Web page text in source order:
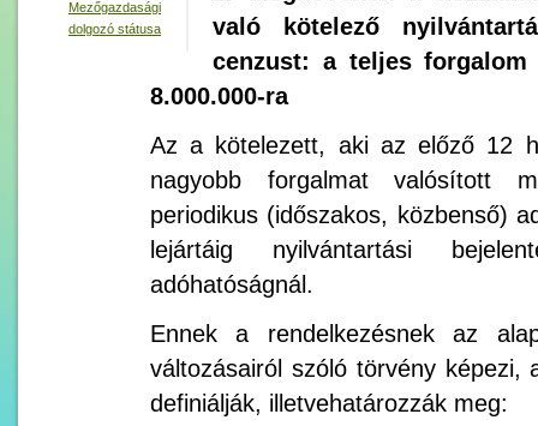
Mezőgazdasági
dolgozó státusa
való kötelező
cenzust: a teljes forgalom
8.000.000-ra
Az a kötelezett, aki az előző 12
nagyobb forgalmat valósított
periodikus (időszakos, közbenső)
lejártáig nyilvántartási
adóhatóságnál.
Ennek a rendelkezésnek az
változásairól szóló törvény képezi,
definiálják, illetvehatározzák meg: